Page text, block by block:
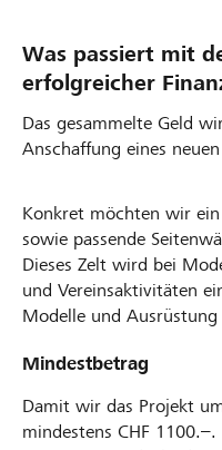
Was passiert mit
erfolgreicher
Das gesammelte Geld
Anschaffung eines
Konkret möchten wir ein
sowie passende
Dieses Zelt wird bei
und Vereinsaktivitäten
Modelle und
Mindestbetrag
Damit wir das Projekt
mindestens CHF 1100.–.